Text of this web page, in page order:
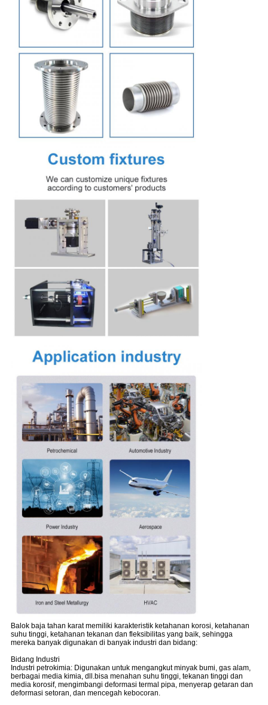
Balok baja tahan karat memiliki karakteristik ketahanan korosi, ketahanan
suhu tinggi, ketahanan tekanan dan fleksibilitas yang baik, sehingga
mereka banyak digunakan di banyak industri dan bidang:
Bidang Industri
Industri petrokimia: Digunakan untuk mengangkut minyak bumi, gas alam,
berbagai media kimia, dll.bisa menahan suhu tinggi, tekanan tinggi dan
media korosif, mengimbangi deformasi termal pipa, menyerap getaran dan
deformasi setoran, dan mencegah kebocoran.